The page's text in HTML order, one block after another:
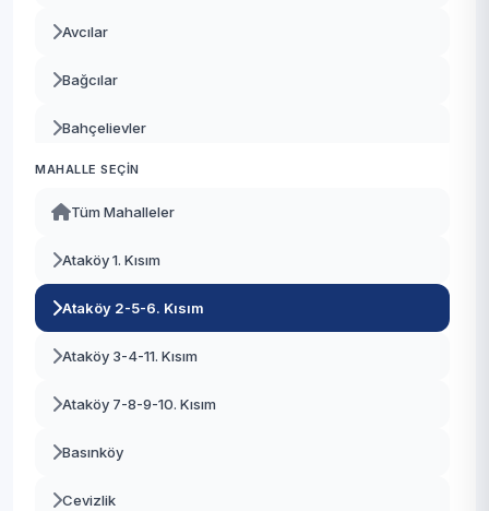
Avcılar
Bağcılar
Bahçelievler
Bakırköy
Başakşehir
Bayrampaşa
Beşiktaş
Beykoz
Beylikdüzü
MAHALLE SEÇIN
Tüm Mahalleler
Ataköy 1. Kısım
Ataköy 2-5-6. Kısım
Ataköy 3-4-11. Kısım
Ataköy 7-8-9-10. Kısım
Basınköy
Cevizlik